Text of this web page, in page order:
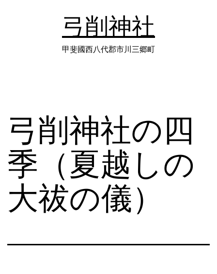
ッ
弓削神社
甲斐國西八代郡市川三郷町
弓削神社の四
季（夏越しの
大祓の儀）